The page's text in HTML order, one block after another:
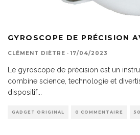
GYROSCOPE DE PRÉCISION
CLÉMENT DIÈTRE · 17/04/2023
Le gyroscope de précision est un
combine science, technologie et
dispositif...
GADGET ORIGINAL 0 COMMENTAIRE